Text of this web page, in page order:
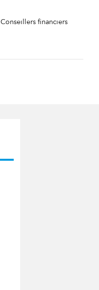
Conseillers financiers